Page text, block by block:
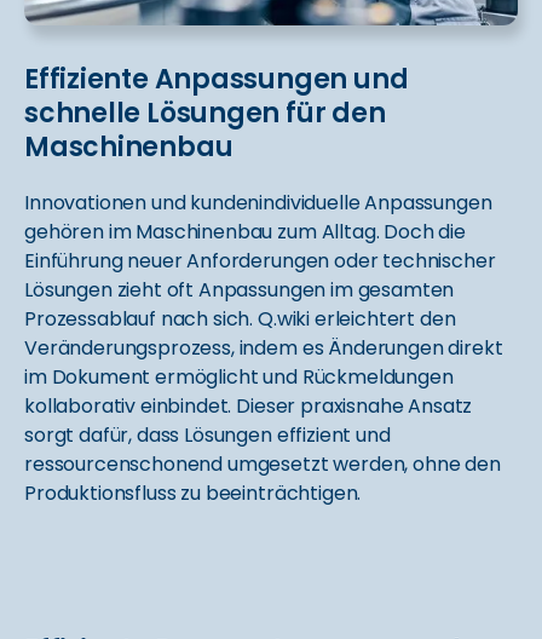
Effiziente Anpassungen und
schnelle Lösungen für den
Maschinenbau
Innovationen und kundenindividuelle Anpassungen
gehören im Maschinenbau zum Alltag. Doch die
Einführung neuer Anforderungen oder technischer
Lösungen zieht oft Anpassungen im gesamten
Prozessablauf nach sich. Q.wiki erleichtert den
Veränderungsprozess, indem es Änderungen direkt
im Dokument ermöglicht und Rückmeldungen
kollaborativ einbindet. Dieser praxisnahe Ansatz
sorgt dafür, dass Lösungen effizient und
ressourcenschonend umgesetzt werden, ohne den
Produktionsfluss zu beeinträchtigen.